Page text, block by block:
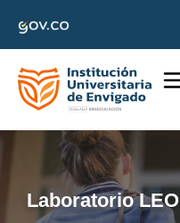
Laboratorio LEO